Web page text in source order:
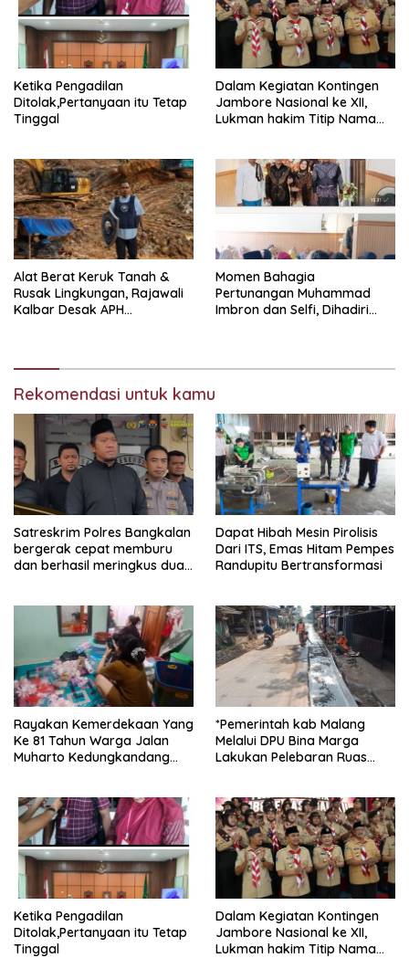
Ketika Pengadilan
Ditolak,Pertanyaan itu Tetap
Tinggal
Dalam Kegiatan Kontingen
Jambore Nasional ke XII,
Lukman hakim Titip Nama
Alat Berat Keruk Tanah &
Rusak Lingkungan, Rajawali
Kalbar Desak APH
Momen Bahagia
Pertunangan Muhammad
Imbron dan Selfi, Dihadiri
Rekomendasi untuk kamu
Satreskrim Polres Bangkalan
bergerak cepat memburu
dan berhasil meringkus dua
Sidoarjo dan HP (25) warga
Tulungagung.
Dapat Hibah Mesin Pirolisis
Dari ITS, Emas Hitam Pempes
Randupitu Bertransformasi
Rayakan Kemerdekaan Yang
Ke 81 Tahun Warga Jalan
Muharto Kedungkandang
*Pemerintah kab Malang
Melalui DPU Bina Marga
Lakukan Pelebaran Ruas
Ketika Pengadilan
Ditolak,Pertanyaan itu Tetap
Tinggal
Dalam Kegiatan Kontingen
Jambore Nasional ke XII,
Lukman hakim Titip Nama